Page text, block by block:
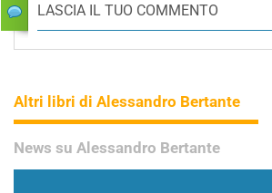
LASCIA IL TUO COMMENTO
Altri libri di Alessandro Bertante
News su Alessandro Bertante